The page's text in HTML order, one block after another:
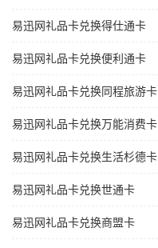
易迅网礼品卡兑换得仕通卡
易迅网礼品卡兑换便利通卡
易迅网礼品卡兑换同程旅游卡
易迅网礼品卡兑换万能消费卡
易迅网礼品卡兑换生活杉德卡
易迅网礼品卡兑换世通卡
易迅网礼品卡兑换商盟卡